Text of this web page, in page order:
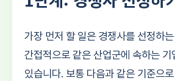
가장 먼저 할 일은 경쟁사를 선정하
간접적으로 같은 산업군에 속하는
있습니다. 보통 다음과 같은 기준으